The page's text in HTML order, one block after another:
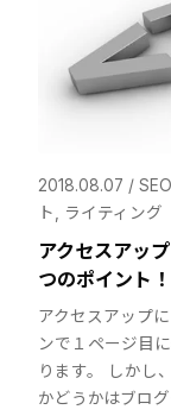
2018.08.07 / SEO
ト
ライティング
アクセスアッ
つのポイント！
アクセスアップ
ンで１ページ目
ります。 しかし
かどうかはブロ